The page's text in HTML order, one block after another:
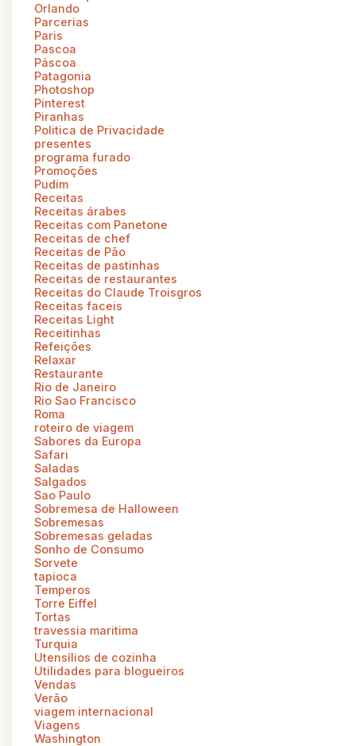
Orlando
Parcerias
Paris
Pascoa
Páscoa
Patagonia
Photoshop
Pinterest
Piranhas
Politica de Privacidade
presentes
programa furado
Promoções
Pudim
Receitas
Receitas árabes
Receitas com Panetone
Receitas de chef
Receitas de Pão
Receitas de pastinhas
Receitas de restaurantes
Receitas do Claude Troisgros
Receitas faceis
Receitas Light
Receitinhas
Refeições
Relaxar
Restaurante
Rio de Janeiro
Rio Sao Francisco
Roma
roteiro de viagem
Sabores da Europa
Safari
Saladas
Salgados
Sao Paulo
Sobremesa de Halloween
Sobremesas
Sobremesas geladas
Sonho de Consumo
Sorvete
tapioca
Temperos
Torre Eiffel
Tortas
travessia maritima
Turquia
Utensílios de cozinha
Utilidades para blogueiros
Vendas
Verão
viagem internacional
Viagens
Washington